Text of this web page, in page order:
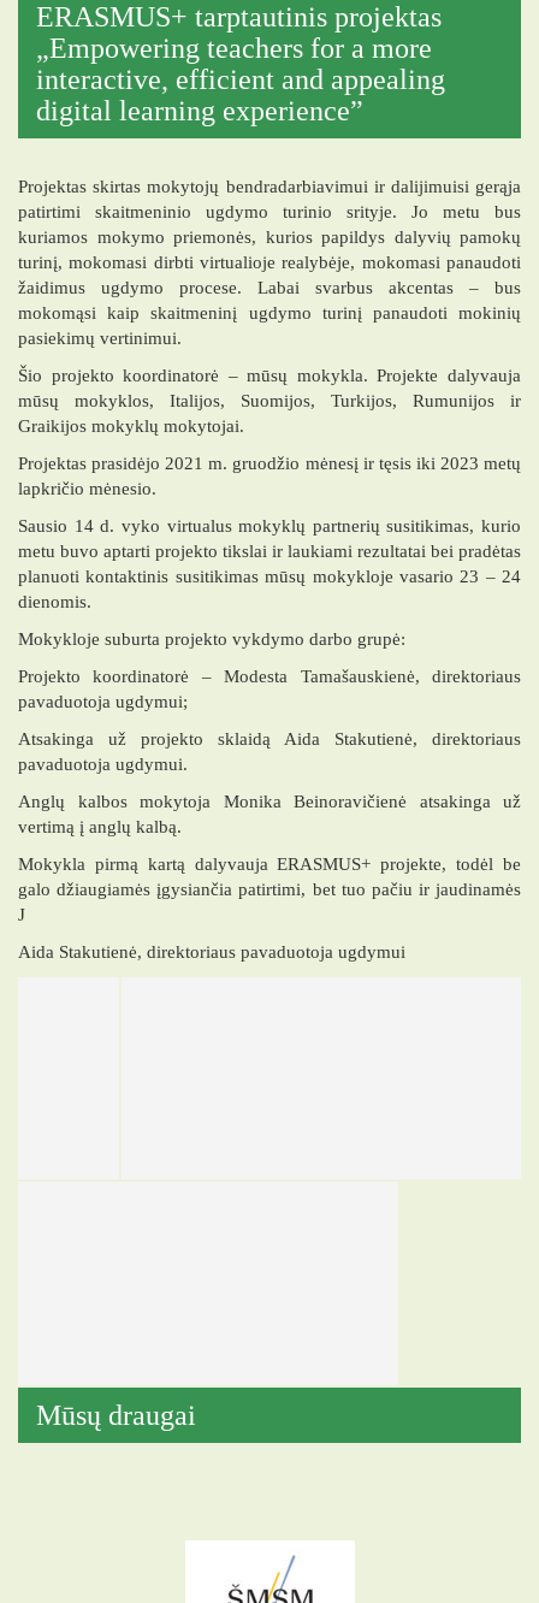
ERASMUS+ tarptautinis projektas
„Empowering teachers for a more
interactive, efficient and appealing
digital learning experience”
Projektas skirtas mokytojų bendradarbiavimui ir dalijimuisi gerąja
patirtimi skaitmeninio ugdymo turinio srityje. Jo metu bus
kuriamos mokymo priemonės, kurios papildys dalyvių pamokų
turinį, mokomasi dirbti virtualioje realybėje, mokomasi panaudoti
žaidimus ugdymo procese. Labai svarbus akcentas – bus
mokomąsi kaip skaitmeninį ugdymo turinį panaudoti mokinių
pasiekimų vertinimui.
Šio projekto koordinatorė – mūsų mokykla. Projekte dalyvauja
mūsų mokyklos, Italijos, Suomijos, Turkijos, Rumunijos ir
Graikijos mokyklų mokytojai.
Projektas prasidėjo 2021 m. gruodžio mėnesį ir tęsis iki 2023 metų
lapkričio mėnesio.
Sausio 14 d. vyko virtualus mokyklų partnerių susitikimas, kurio
metu buvo aptarti projekto tikslai ir laukiami rezultatai bei pradėtas
planuoti kontaktinis susitikimas mūsų mokykloje vasario 23 – 24
dienomis.
Mokykloje suburta projekto vykdymo darbo grupė:
Projekto koordinatorė – Modesta Tamašauskienė, direktoriaus
pavaduotoja ugdymui;
Atsakinga už projekto sklaidą Aida Stakutienė, direktoriaus
pavaduotoja ugdymui.
Anglų kalbos mokytoja Monika Beinoravičienė atsakinga už
vertimą į anglų kalbą.
Mokykla pirmą kartą dalyvauja ERASMUS+ projekte, todėl be
galo džiaugiamės įgysiančia patirtimi, bet tuo pačiu ir jaudinamės
J
Aida Stakutienė, direktoriaus pavaduotoja ugdymui
Mūsų draugai